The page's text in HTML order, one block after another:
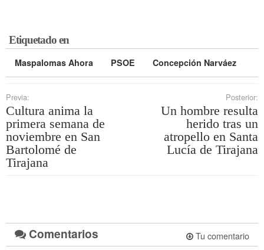
Etiquetado en
Maspalomas Ahora PSOE Concepción Narváez
Previa:
Cultura anima la
primera semana de
noviembre en San
Bartolomé de
Tirajana
Posterior:
Un hombre resulta
herido tras un
atropello en Santa
Lucía de Tirajana
Comentarios Tu comentario